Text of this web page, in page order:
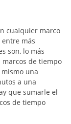
cualquier marco
más
son, lo más
de tiempo
una
a una
que sumarle el
de tiempo